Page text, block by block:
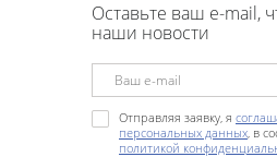
Оставьте ваш e-mail,
наши новости
Отправляя заявку, я
персональных данных, в
политикой